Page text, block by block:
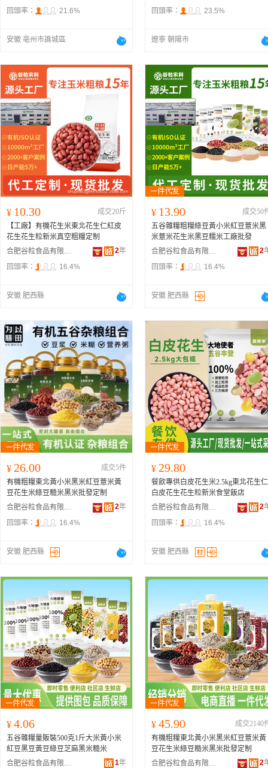
回頭率：
21.6%
安徽 亳州市譙城區
回頭率：
23.5%
遼寧 朝陽市
¥ 10.30
成交20斤
【工廠】有機花生米東北花生仁紅皮
花生花生粒新米真空粗糧定制
合肥谷粒食品有限公司
2年
回頭率：
16.4%
安徽 肥西縣
¥ 13.90
成交50
五谷雜糧粗糧綠豆黃小米紅豆薏米黑
米薏米花生米黑豆糯米工廠批發
合肥谷粒食品有限公司
2
回頭率：
16.4%
安徽 肥西縣
¥ 26.00
成交5件
有機粗糧東北黃小米黑米紅豆薏米黃
豆花生米綠豆糙米黑米批發定制
合肥谷粒食品有限公司
2年
回頭率：
16.4%
安徽 肥西縣
¥ 29.80
餐飲專供白皮花生米2.5kg東北花生仁
白皮花生花生粒新米食堂飯店
合肥谷粒食品有限公司
2
回頭率：
16.4%
安徽 肥西縣
¥ 4.06
五谷雜糧量販裝500克1斤大米黃小米
紅豆黑豆黃豆綠豆芝麻黑米糙米
合肥谷粒食品有限公司
1年
¥ 45.90
成交2140
有機粗糧東北黃小米黑米紅豆薏米黃
豆花生米綠豆糙米黑米批發定制
合肥谷粒食品有限公司
2